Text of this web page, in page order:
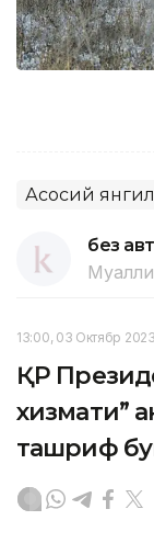
Асосий
без
13:00, 03 Октябр 2023
ҚР
хизмати”
ташриф